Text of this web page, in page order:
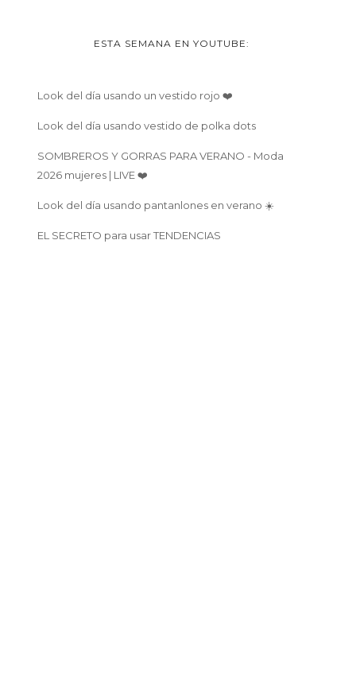
ESTA SEMANA EN YOUTUBE:
Look del día usando un vestido rojo ❤️
Look del día usando vestido de polka dots
SOMBREROS Y GORRAS PARA VERANO - Moda
2026 mujeres | LIVE ❤️
Look del día usando pantanlones en verano ☀️
EL SECRETO para usar TENDENCIAS